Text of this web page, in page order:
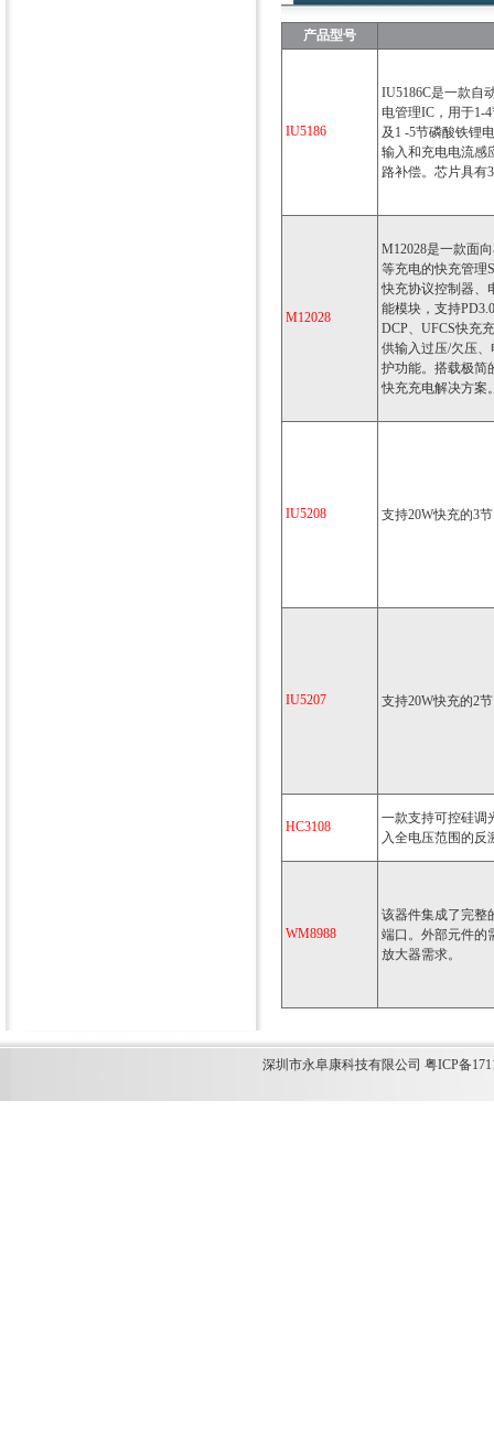
产品型号
IU5186
IU5186C是一款自
电管理IC，用于1-
及1 -5节磷酸铁锂
输入和充电电流感
路补偿。芯片具有
M12028
M12028是一款面
等充电的快充管理
快充协议控制器、
能模块，支持
DCP、UFCS快充
供输入过压/欠压
护功能。搭载极简
快充充电解决方案
IU5208 支持20W快充的3
IU5207 支持20W快充的2
HC3108
一款支持可控硅调
入全电压范围的反
WM8988
该器件集成了完整
端口。外部元件的
放大器需求。
深圳市永阜康科技有限公司 粤ICP备